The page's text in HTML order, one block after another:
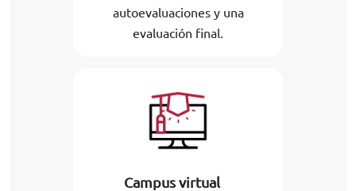
autoevaluaciones y una
evaluación final.
Campus virtual